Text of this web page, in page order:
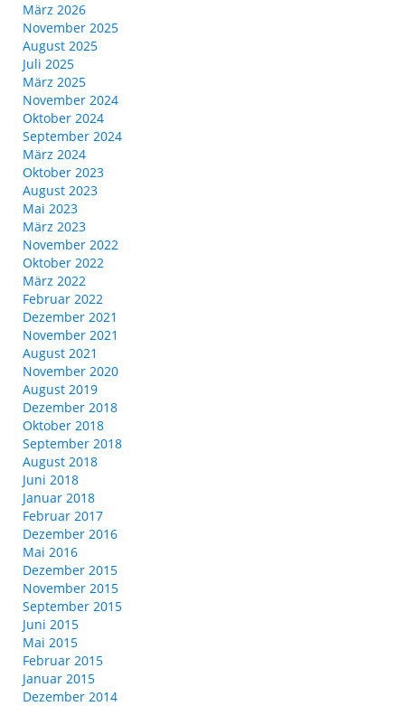
März 2026
November 2025
August 2025
Juli 2025
März 2025
November 2024
Oktober 2024
September 2024
März 2024
Oktober 2023
August 2023
Mai 2023
März 2023
November 2022
Oktober 2022
März 2022
Februar 2022
Dezember 2021
November 2021
August 2021
November 2020
August 2019
Dezember 2018
Oktober 2018
September 2018
August 2018
Juni 2018
Januar 2018
Februar 2017
Dezember 2016
Mai 2016
Dezember 2015
November 2015
September 2015
Juni 2015
Mai 2015
Februar 2015
Januar 2015
Dezember 2014